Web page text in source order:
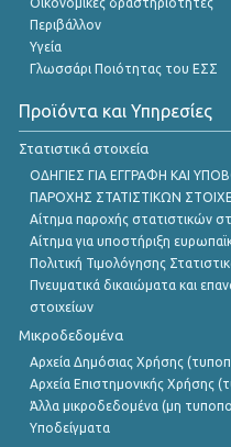
Περιβάλλον
Υγεία
Γλωσσάρι Ποιότητας του ΕΣΣ
Προϊόντα και Υπηρεσίες
Στατιστικά στοιχεία
ΟΔΗΓΙΕΣ ΓΙΑ ΕΓΓΡΑΦΗ ΚΑΙ
ΠΑΡΟΧΗΣ ΣΤΑΤΙΣΤΙΚΩΝ
Αίτημα παροχής στατιστικών
Αίτημα για υποστήριξη
Πολιτική Τιμολόγησης
Πνευματικά δικαιώματα και
στοιχείων
Μικροδεδομένα
Αρχεία Δημόσιας Χρήσης
Αρχεία Επιστημονικής Χρήσης
Άλλα μικροδεδομένα (μη
Υποδείγματα